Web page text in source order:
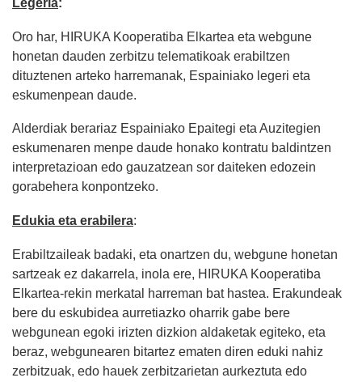
Legeria:
Oro har, HIRUKA Kooperatiba Elkartea eta webgune
honetan dauden zerbitzu telematikoak erabiltzen
dituztenen arteko harremanak, Espainiako legeri eta
eskumenpean daude.
Alderdiak berariaz Espainiako Epaitegi eta Auzitegien
eskumenaren menpe daude honako kontratu baldintzen
interpretazioan edo gauzatzean sor daiteken edozein
gorabehera konpontzeko.
Edukia eta erabilera:
Erabiltzaileak badaki, eta onartzen du, webgune honetan
sartzeak ez dakarrela, inola ere, HIRUKA Kooperatiba
Elkartea-rekin merkatal harreman bat hastea. Erakundeak
bere du eskubidea aurretiazko oharrik gabe bere
webgunean egoki irizten dizkion aldaketak egiteko, eta
beraz, webgunearen bitartez ematen diren eduki nahiz
zerbitzuak, edo hauek zerbitzarietan aurkeztuta edo